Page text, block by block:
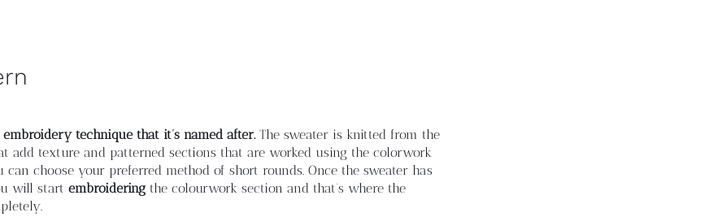
technique that it’s named after.The sweater is knitted from the
texture and patterned sections that are worked using the colorwork
choose your preferred method of short rounds. Once the sweater has
will startembroidering the colourwork section and that’s where the